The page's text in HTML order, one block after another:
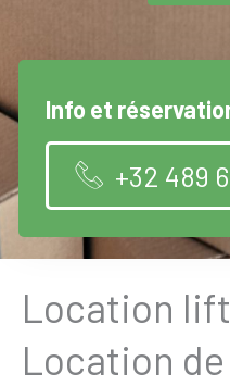
Info et
+32 489
Location
Location